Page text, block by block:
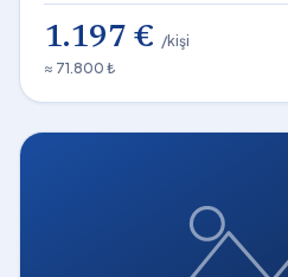
1.197 € /kişi
≈ 71.800 ₺